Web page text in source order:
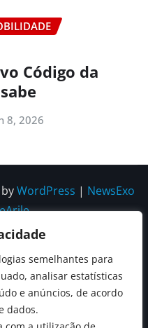
semelhantes para
analisar estatísticas
e anúncios, de acordo
dados.
Código da
8, 2026
WordPress | NewsExo
correções e
Contactos